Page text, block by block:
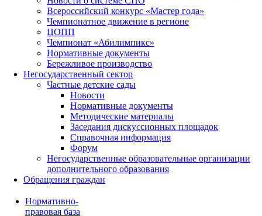
Всероссийский конкурс «Мастер года»
Чемпионатное движение в регионе
ЦОПП
Чемпионат «Абилимпикс»
Нормативные документы
Бережливое производство
Негосударственный сектор
Частные детские сады
Новости
Нормативные документы
Методические материалы
Заседания дискуссионных площадок
Справочная информация
Форум
Негосударственные образовательные организации
дополнительного образования
Обращения граждан
Нормативно-
правовая база